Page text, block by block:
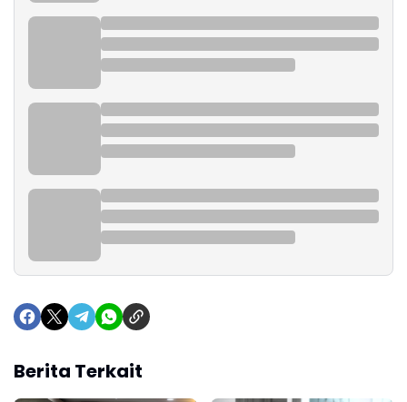
Berita Terkait